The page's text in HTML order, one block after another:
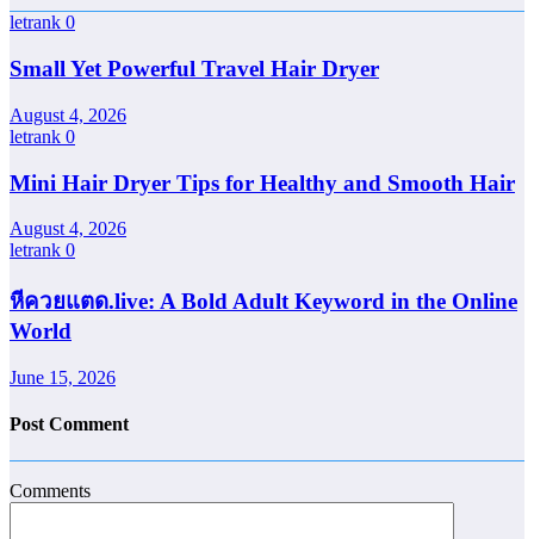
letrank 0
Small Yet Powerful Travel Hair Dryer
August 4, 2026
letrank 0
Mini Hair Dryer Tips for Healthy and Smooth Hair
August 4, 2026
letrank 0
หีควยแตด.live: A Bold Adult Keyword in the Online
World
June 15, 2026
Post Comment
Comments